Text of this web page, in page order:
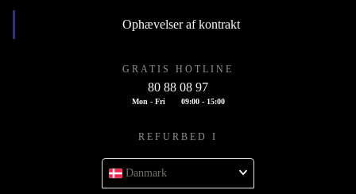
Ophævelser af kontrakt
GRATIS HOTLINE
80 88 08 97
Mon - Fri 09:00 - 15:00
REFURBED I
Danmark